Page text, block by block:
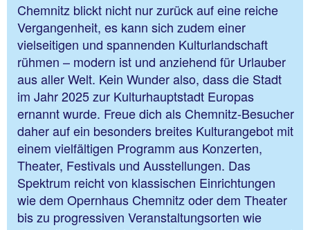
Chemnitz blickt nicht nur zurück auf eine reiche
Vergangenheit, es kann sich zudem einer
vielseitigen und spannenden Kulturlandschaft
rühmen – modern ist und anziehend für Urlauber
aus aller Welt. Kein Wunder also, dass die Stadt
im Jahr 2025 zur Kulturhauptstadt Europas
ernannt wurde. Freue dich als Chemnitz-Besucher
daher auf ein besonders breites Kulturangebot mit
einem vielfältigen Programm aus Konzerten,
Theater, Festivals und Ausstellungen. Das
Spektrum reicht von klassischen Einrichtungen
wie dem Opernhaus Chemnitz oder dem Theater
bis zu progressiven Veranstaltungsorten wie